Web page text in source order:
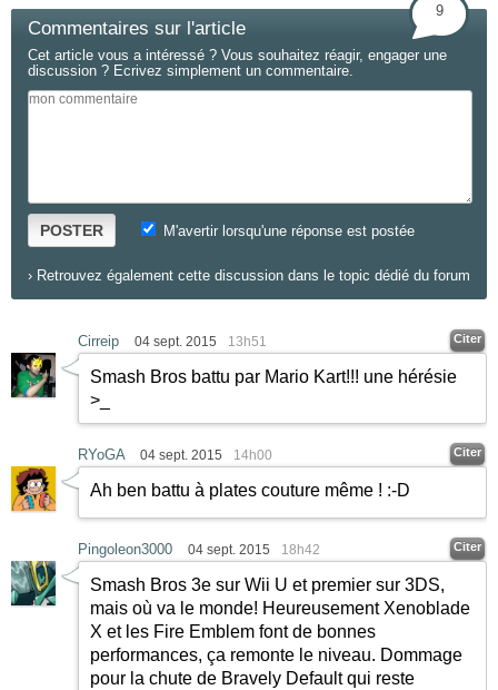
Commentaires sur l'article
9
Cet article vous a intéressé ? Vous souhaitez réagir, engager une
discussion ? Ecrivez simplement un commentaire.
POSTER M'avertir lorsqu'une réponse est postée
› Retrouvez également cette discussion dans le topic dédié du forum
Cirreip 04 sept. 2015 13h51 Citer
Smash Bros battu par Mario Kart!!! une hérésie
>_
RYoGA 04 sept. 2015 14h00 Citer
Ah ben battu à plates couture même ! :-D
Pingoleon3000 04 sept. 2015 18h42 Citer
Smash Bros 3e sur Wii U et premier sur 3DS,
mais où va le monde! Heureusement Xenoblade
X et les Fire Emblem font de bonnes
performances, ça remonte le niveau. Dommage
pour la chute de Bravely Default qui reste